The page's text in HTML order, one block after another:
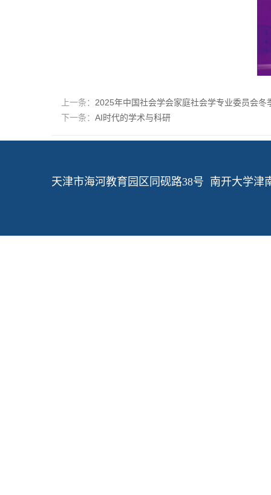
上一条： 2025年中国社会学会家庭社会学专业委员会
下一条： AI时代的学术与科研
天津市海河教育园区同砚路38号 南开大学